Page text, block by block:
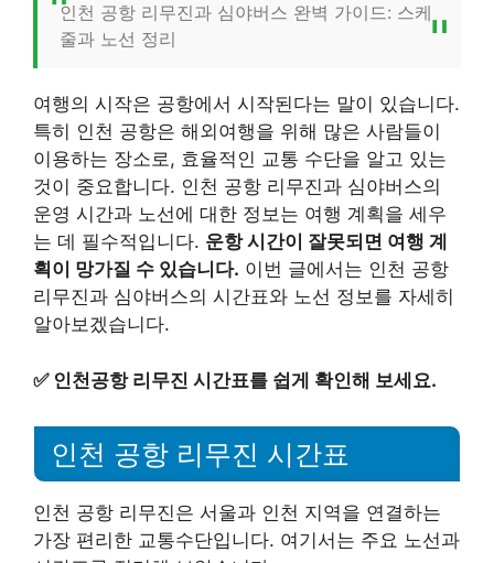
인천 공항 리무진과 심야버스 완벽 가이드: 스케
줄과 노선 정리
여행의 시작은 공항에서 시작된다는 말이 있습니다.
특히 인천 공항은 해외여행을 위해 많은 사람들이
이용하는 장소로, 효율적인 교통 수단을 알고 있는
것이 중요합니다. 인천 공항 리무진과 심야버스의
운영 시간과 노선에 대한 정보는 여행 계획을 세우
는 데 필수적입니다. 운항 시간이 잘못되면 여행 계
획이 망가질 수 있습니다. 이번 글에서는 인천 공항
리무진과 심야버스의 시간표와 노선 정보를 자세히
알아보겠습니다.
✅ 인천공항 리무진 시간표를 쉽게 확인해 보세요.
인천 공항 리무진 시간표
인천 공항 리무진은 서울과 인천 지역을 연결하는
가장 편리한 교통수단입니다. 여기서는 주요 노선과